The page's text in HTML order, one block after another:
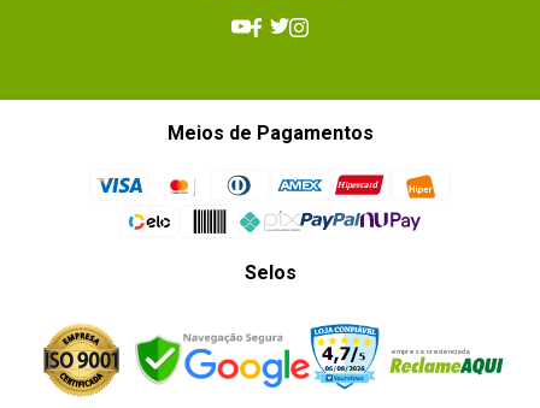
Meios de Pagamentos
Selos